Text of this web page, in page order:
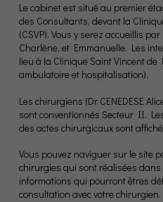
Le cabinet est situé au premier
des Consultants, devant la
(CSVP). Vous y serez accueillis
Charlène, et Emmanuelle. Les
lieu à la Clinique Saint Vincent de
ambulatoire et hospitalisation).
Les chirurgiens (Dr CENEDESE
sont conventionnés Secteur II.
des actes chirurgicaux sont
Vous pouvez naviguer sur le site
chirurgies qui sont réalisées
informations qui pourront êtres
consultation avec votre chirurgien.